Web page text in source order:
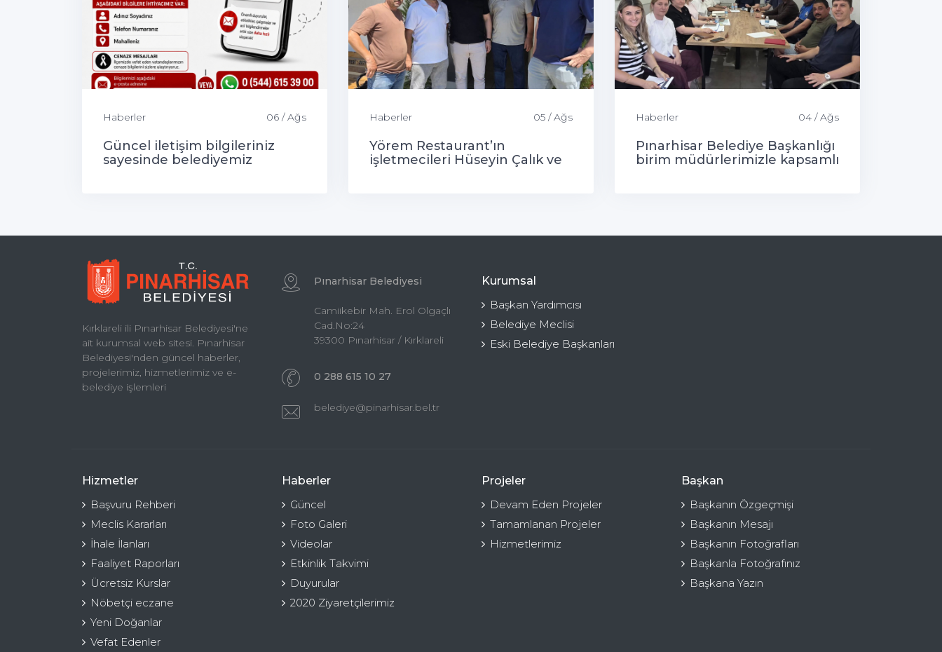
Haberler 06 / Ağs
Güncel iletişim bilgileriniz
sayesinde belediyemiz
Haberler 05 / Ağs
Yörem Restaurant’ın
işletmecileri Hüseyin Çalık ve
Haberler 04 / Ağs
Pınarhisar Belediye Başkanlığı
birim müdürlerimizle kapsamlı
Kırklareli ili Pınarhisar Belediyesi'ne
ait kurumsal web sitesi. Pınarhisar
Belediyesi'nden güncel haberler,
projelerimiz, hizmetlerimiz ve e-
belediye işlemleri
Pınarhisar Belediyesi
Camiikebir Mah. Erol Olgaçlı
Cad.No:24
39300 Pınarhisar / Kırklareli
0 288 615 10 27
belediye@pinarhisar.bel.tr
Kurumsal
Başkan Yardımcısı
Belediye Meclisi
Eski Belediye Başkanları
Hizmetler
Başvuru Rehberi
Meclis Kararları
İhale İlanları
Faaliyet Raporları
Ücretsiz Kurslar
Nöbetçi eczane
Yeni Doğanlar
Vefat Edenler
Haberler
Güncel
Foto Galeri
Videolar
Etkinlik Takvimi
Duyurular
2020 Ziyaretçilerimiz
Projeler
Devam Eden Projeler
Tamamlanan Projeler
Hizmetlerimiz
Başkan
Başkanın Özgeçmişi
Başkanın Mesajı
Başkanın Fotoğrafları
Başkanla Fotoğrafınız
Başkana Yazın